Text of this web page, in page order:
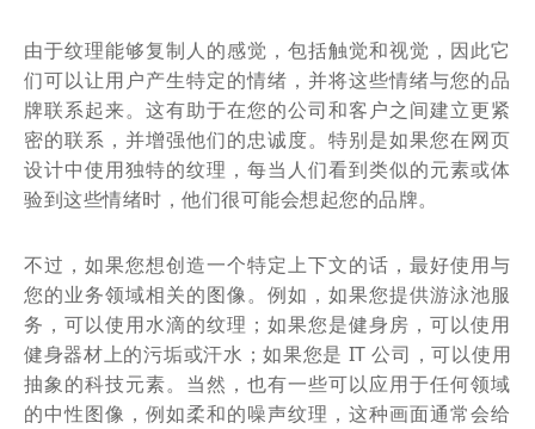
由于纹理能够复制人的感觉，包括触觉和视觉，因此它
们可以让用户产生特定的情绪，并将这些情绪与您的品
牌联系起来。这有助于在您的公司和客户之间建立更紧
密的联系，并增强他们的忠诚度。特别是如果您在网页
设计中使用独特的纹理，每当人们看到类似的元素或体
验到这些情绪时，他们很可能会想起您的品牌。
不过，如果您想创造一个特定上下文的话，最好使用与
您的业务领域相关的图像。例如，如果您提供游泳池服
务，可以使用水滴的纹理；如果您是健身房，可以使用
健身器材上的污垢或汗水；如果您是 IT 公司，可以使用
抽象的科技元素。当然，也有一些可以应用于任何领域
的中性图像，例如柔和的噪声纹理，这种画面通常会给